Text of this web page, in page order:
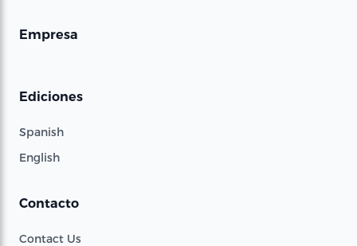
Empresa
Ediciones
Spanish
English
Contacto
Contact Us